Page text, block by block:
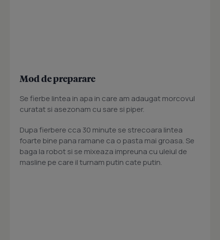
Mod de preparare
Se fierbe lintea in apa in care am adaugat morcovul
curatat si asezonam cu sare si piper.
Dupa fierbere cca 30 minute se strecoara lintea
foarte bine pana ramane ca o pasta mai groasa. Se
baga la robot si se mixeaza impreuna cu uleiul de
masline pe care il turnam putin cate putin.